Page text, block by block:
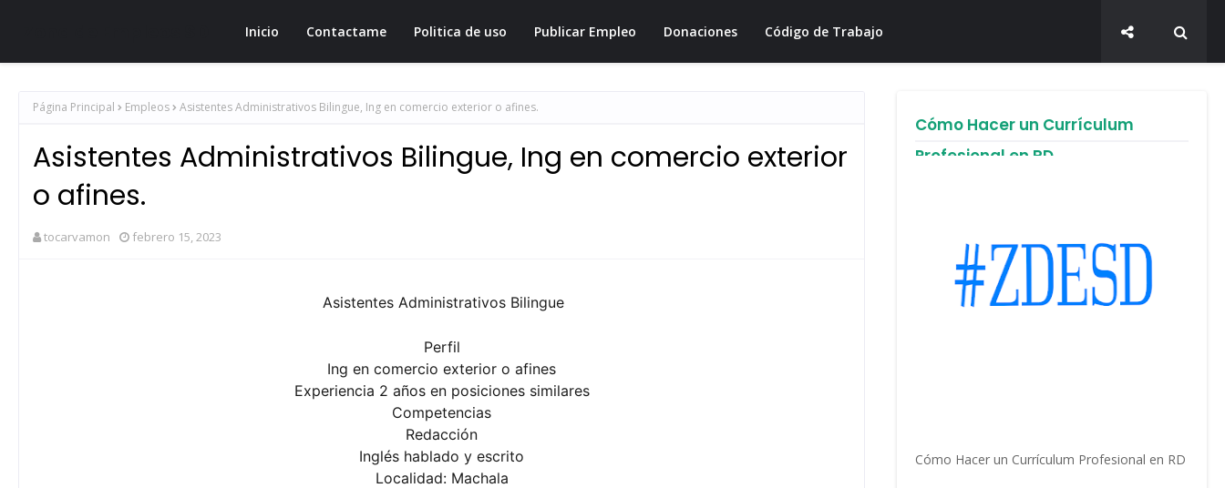
Inicio Contactame Politica de uso Publicar Empleo Donaciones Código de Trabajo
Página Principal Empleos Asistentes Administrativos Bilingue, Ing en comercio exterior o afines.
Asistentes Administrativos Bilingue, Ing en comercio exterior
o afines.
tocarvamon febrero 15, 2023
Asistentes Administrativos Bilingue
Perfil
Ing en comercio exterior o afines
Experiencia 2 años en posiciones similares
Competencias
Redacción
Inglés hablado y escrito
Localidad: Machala
Cómo Hacer un Currículum
Profesional en RD
Cómo Hacer un Currículum Profesional en RD